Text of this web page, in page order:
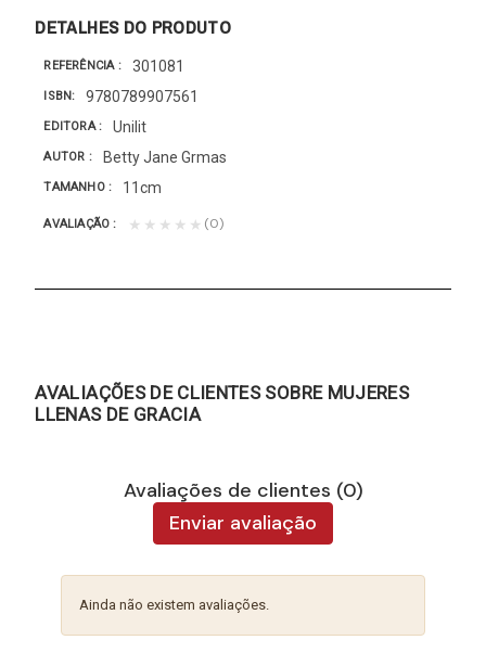
DETALHES DO PRODUTO
REFERÊNCIA 301081
ISBN 9780789907561
EDITORA Unilit
AUTOR Betty Jane Grmas
TAMANHO 11cm
AVALIAÇÃO ★★★★★ (0)
AVALIAÇÕES DE CLIENTES SOBRE MUJERES
LLENAS DE GRACIA
Avaliações de clientes (0)
Enviar avaliação
Ainda não existem avaliações.